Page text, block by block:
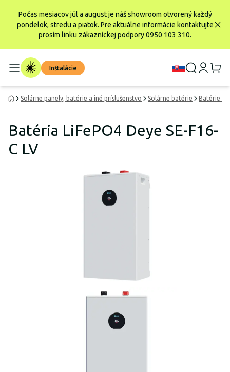
Počas mesiacov júl a august je náš showroom otvorený každý
pondelok, stredu a piatok. Pre aktuálne informácie kontaktujte
prosím linku zákazníckej podpory 0950 103 310.
Inštalácie
Solárne panely, batérie a iné príslušenstvo Solárne batérie Batérie
Batéria LiFePO4 Deye SE-F16-
C LV